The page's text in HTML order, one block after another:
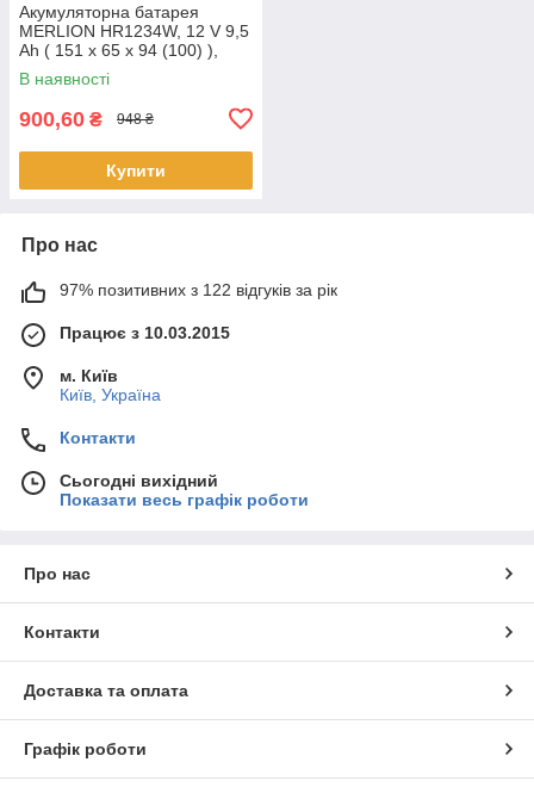
Акумуляторна батарея
MERLION HR1234W, 12 V 9,5
Ah ( 151 х 65 х 94 (100) ),
2.53 kg Black Q10/420
В наявності
900,60 ₴ 948 ₴
Купити
Про нас
97% позитивних з 122 відгуків за рік
Працює з 10.03.2015
м. Київ
Київ, Україна
Контакти
Сьогодні вихідний
Показати весь графік роботи
Про нас
Контакти
Доставка та оплата
Графік роботи